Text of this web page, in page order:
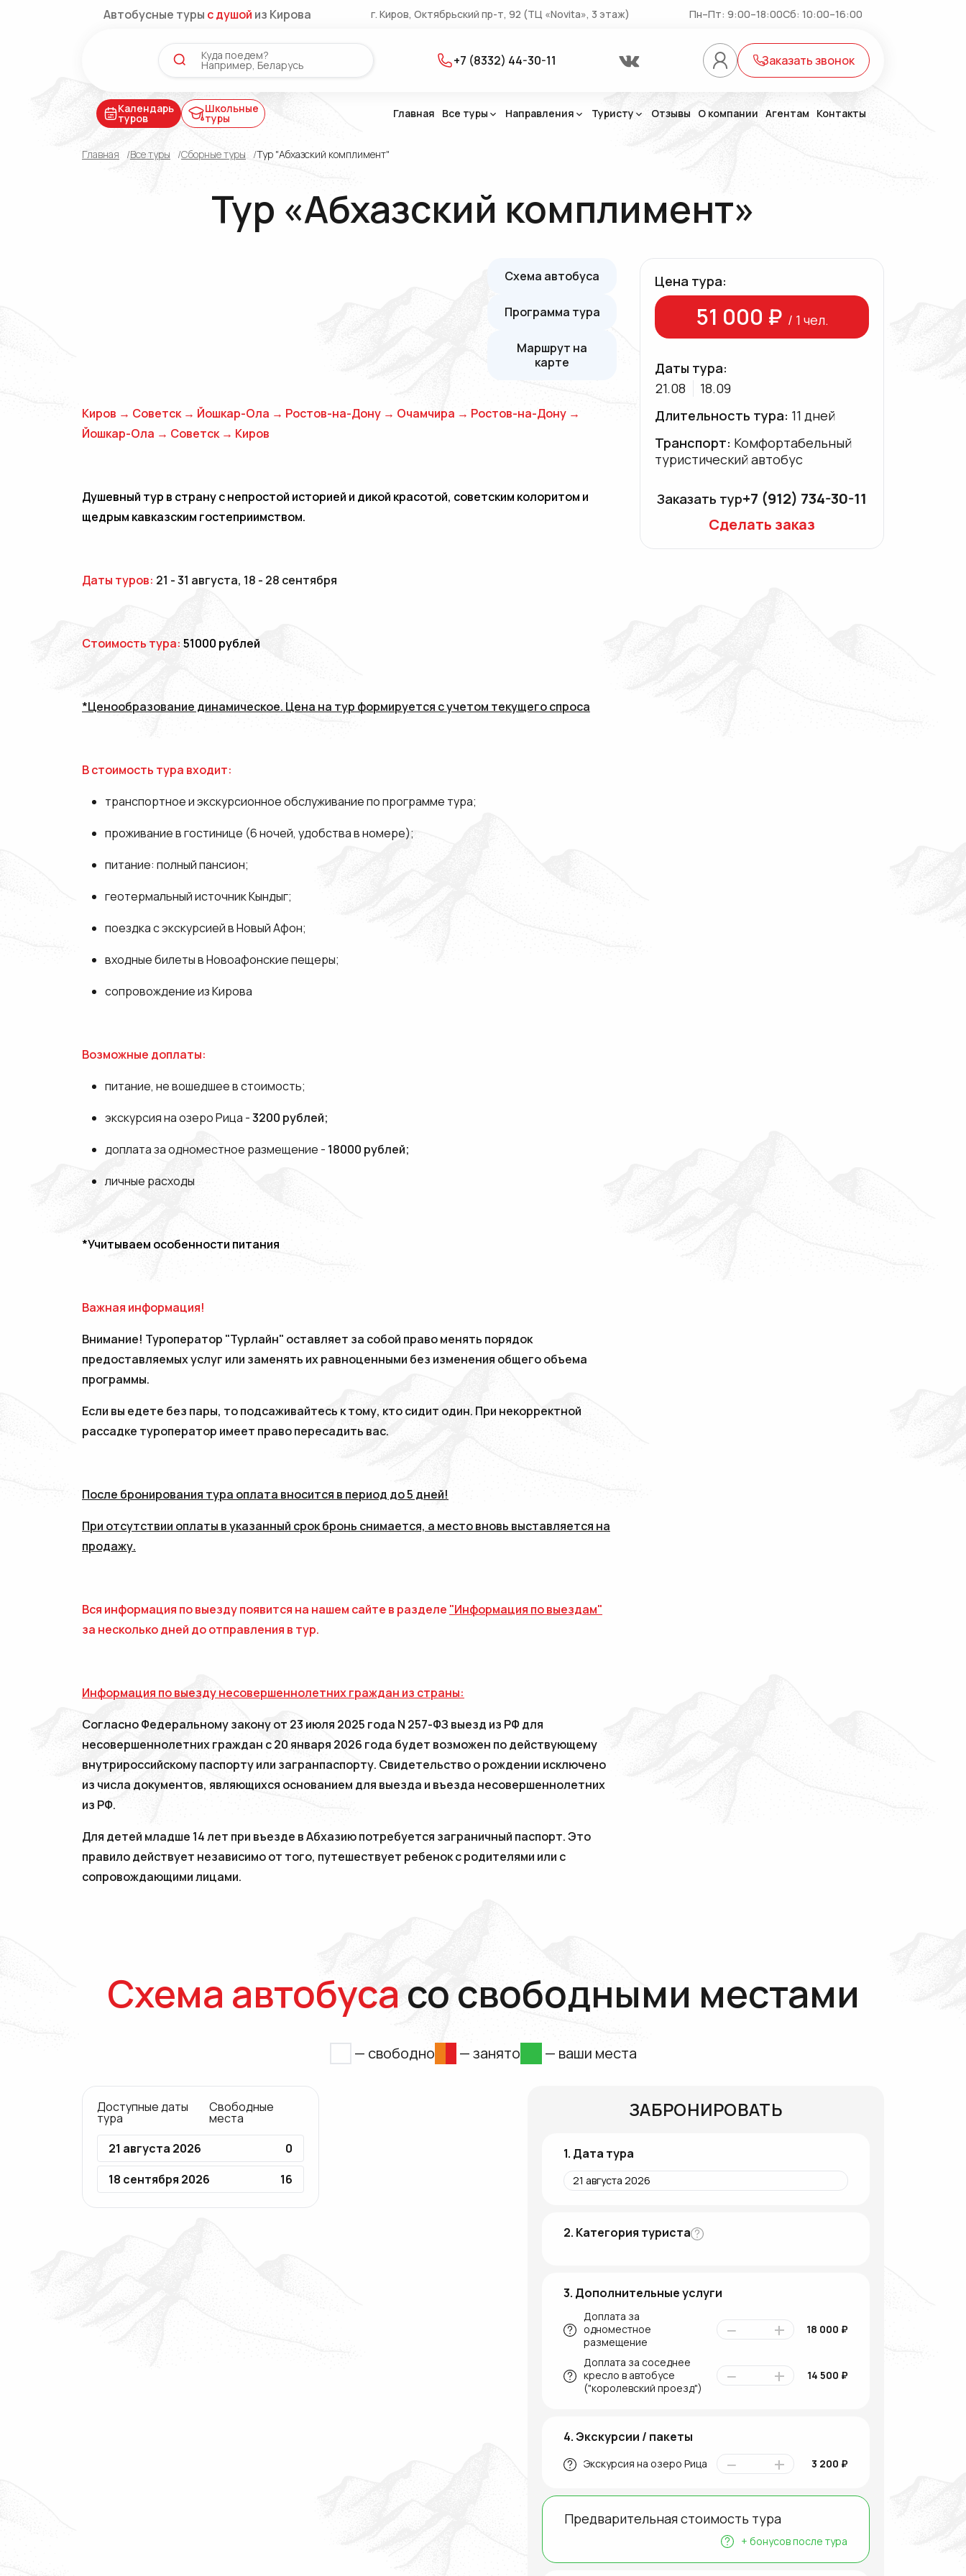
Автобусные туры с душой из Кирова г. Киров, Октябрьский пр-т, 92 (ТЦ «Novita», 3 этаж) Пн–Пт: 9:00–18:00Сб: 10:00–16:00
Куда поедем?
Например, +7 (8332) 44-30-11 Заказать звонок
Календарь
туров
Школьные
туры Главная Все туры
(21)
Направления Туристу Отзывы О компании Агентам Контакты
Главная Все туры Сборные туры Тур "Абхазский комплимент"
Тур «Абхазский комплимент»
Схема автобуса
Программа тура
Маршрут на
карте
Киров → Советск → Йошкар-Ола → Ростов-на-Дону → Очамчира → Ростов-на-Дону →
Йошкар-Ола → Советск → Киров
Душевный тур в страну с непростой историей и дикой красотой, советским колоритом и
щедрым кавказским гостеприимством.
Даты туров: 21 - 31 августа, 18 - 28 сентября
Стоимость тура: 51000 рублей
*Ценообразование динамическое. Цена на тур формируется с учетом текущего спроса
В стоимость тура входит:
транспортное и экскурсионное обслуживание по программе тура;
проживание в гостинице (6 ночей, удобства в номере);
питание: полный пансион;
геотермальный источник Кындыг;
поездка с экскурсией в Новый Афон;
входные билеты в Новоафонские пещеры;
сопровождение из Кирова
Возможные доплаты:
питание, не вошедшее в стоимость;
экскурсия на озеро Рица -3200 рублей;
доплата за одноместное размещение - 18000 рублей;
личные расходы
*Учитываем особенности питания
Важная информация!
Внимание! Туроператор "Турлайн" оставляет за собой право менять порядок
предоставляемых услуг или заменять их равноценными без изменения общего объема
программы.
Если вы едете без пары, то подсаживайтесь к тому, кто сидит один. При некорректной
рассадке туроператор имеет право пересадить вас.
После бронирования тура оплата вносится в период до 5 дней!
При отсутствии оплаты в указанный срок бронь снимается, а место вновь выставляется на
продажу.
Вся информация по выезду появится на нашем сайте в разделе "Информация по выездам"
за несколько дней до отправления в тур.
Информация по выезду несовершеннолетних граждан из страны:
Согласно Федеральному закону от 23 июля 2025 года N 257-ФЗ выезд из РФ для
несовершеннолетних граждан с 20 января 2026 года будет возможен по действующему
внутрироссийскому паспорту или загранпаспорту. Свидетельство о рождении исключено
из числа документов, являющихся основанием для выезда и въезда несовершеннолетних
из РФ.
Для детей младше 14 лет при въезде в Абхазию потребуется заграничный паспорт. Это
правило действует независимо от того, путешествует ребенок с родителями или с
сопровождающими лицами.
Цена тура:
51 000 ₽ / 1 чел.
Даты тура:
21.08
18.09
Длительность тура: 11 дней
Транспорт: Комфортабельный
туристический автобус
Заказать тур+7 (912) 734-30-11
Сделать заказ
Схема автобуса со свободными местами
— свободно — занято — ваши места
Доступные даты
тура
Свободные
места
21 августа 2026
0
18 сентября 2026
16
ЗАБРОНИРОВАТЬ
1. Дата тура
2. Категория туриста
3. Дополнительные услуги
Доплата за
одноместное
размещение
− + 18 000 ₽
Доплата за соседнее
кресло в автобусе
("королевский проезд")
− + 14 500 ₽
4. Экскурсии / пакеты
Экскурсия на озеро Рица − + 3 200 ₽
Предварительная стоимость тура
+ бонусов после тура